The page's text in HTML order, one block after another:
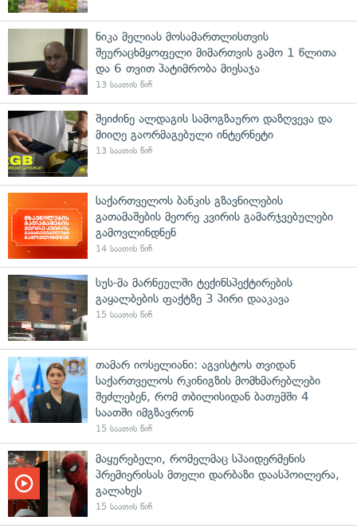
ნიკა მელიას მოსამართლისთვის
შეურაცხმყოფელი მიმართვის გამო 1 წლითა
და 6 თვით პატიმრობა მიესაჯა
13 საათის წინ
შეიძინე ალდაგის სამოგზაურო დაზღვევა და
მიიღე გაორმაგებული ინტერნეტი
13 საათის წინ
საქართველოს ბანკის გზავნილების
გათამაშების მეორე კვირის გამარჯვებულები
გამოვლინდნენ
14 საათის წინ
სუს-მა მარნეულში ტექინსპექტირების
გაყალბების ფაქტზე 3 პირი დააკავა
15 საათის წინ
თამარ იოსელიანი: აგვისტოს თვიდან
საქართველოს რკინიგზის მომხმარებლები
შეძლებენ, რომ თბილისიდან ბათუმში 4
საათში იმგზავრონ
15 საათის წინ
მაყურებელი, რომელმაც სპაიდერმენის
პრემიერისას მთელი დარბაზი დაასპოილერა,
გალახეს
15 საათის წინ